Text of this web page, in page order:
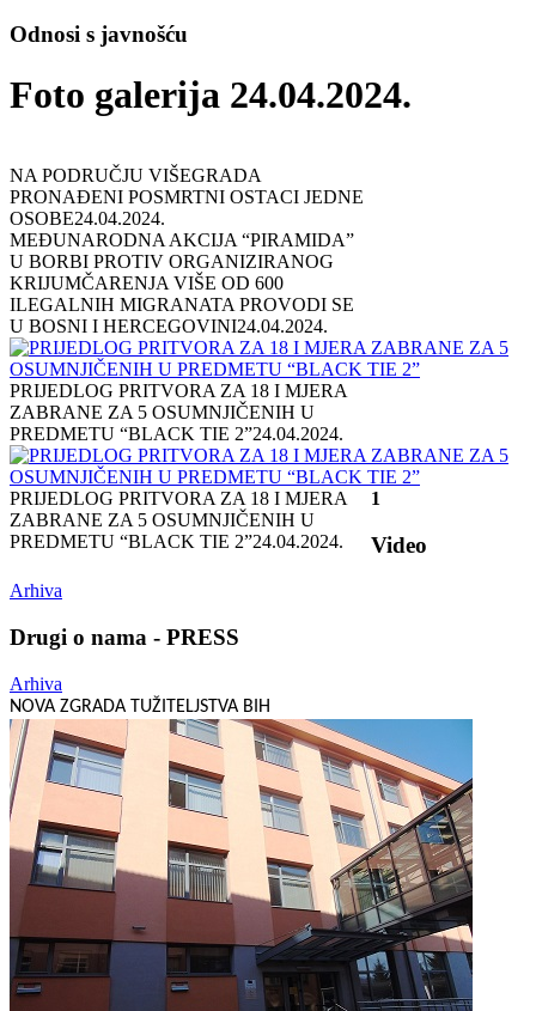
Odnosi s javnošću
Foto galerija 24.04.2024.
NA PODRUČJU VIŠEGRADA
PRONAĐENI POSMRTNI OSTACI JEDNE
OSOBE24.04.2024.
MEĐUNARODNA AKCIJA “PIRAMIDA”
U BORBI PROTIV ORGANIZIRANOG
KRIJUMČARENJA VIŠE OD 600
ILEGALNIH MIGRANATA PROVODI SE
U BOSNI I HERCEGOVINI24.04.2024.
PRIJEDLOG PRITVORA ZA 18 I MJERA
ZABRANE ZA 5 OSUMNJIČENIH U
PREDMETU “BLACK TIE 2”24.04.2024.
PRIJEDLOG PRITVORA ZA 18 I MJERA
ZABRANE ZA 5 OSUMNJIČENIH U
PREDMETU “BLACK TIE 2”24.04.2024.
1
Video
Arhiva
Drugi o nama - PRESS
Arhiva
NOVA ZGRADA TUŽITELJSTVA BIH